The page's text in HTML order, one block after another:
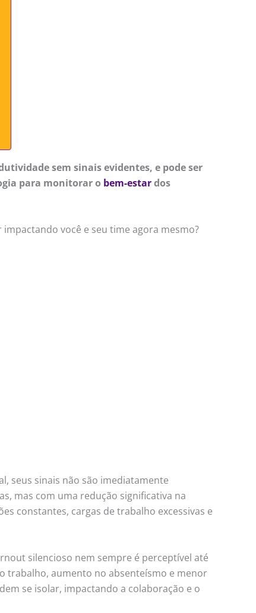
sem sinais evidentes, e pode ser
para monitorar o bem-estardos
você e seu time agora mesmo?
seus sinais não são imediatamente
mas com uma redução significativa na
constantes, cargas de trabalho excessivas e
silencioso nem sempre é perceptível até
trabalho, aumento no absenteísmo e menor
se isolar, impactando a colaboração e o